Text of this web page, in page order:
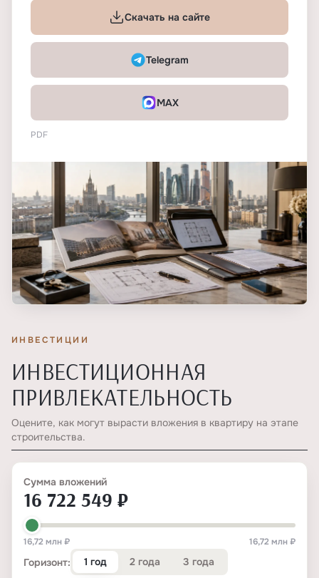
Скачать на сайте
Telegram
MAX
PDF
ИНВЕСТИЦИИ
ИНВЕСТИЦИОННАЯ
ПРИВЛЕКАТЕЛЬНОСТЬ
Оцените, как могут вырасти вложения в квартиру на этапе
строительства.
Сумма вложений
16 722 549 ₽
16,72 млн ₽ 16,72 млн ₽
Горизонт: 1 год 2 года 3 года